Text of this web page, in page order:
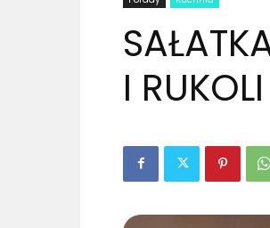
I RUKOLI